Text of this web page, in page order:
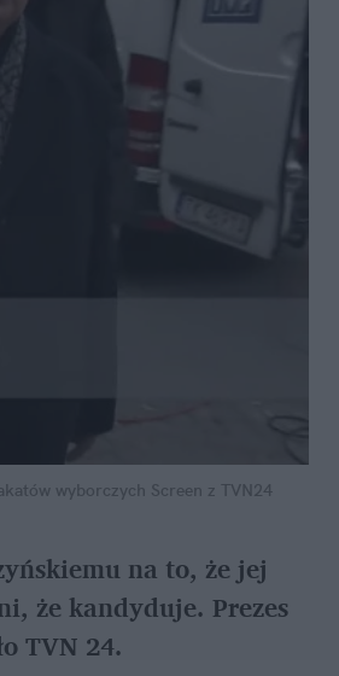
wyborczych Screen z TVN24
na to, że jej
że kandyduje. Prezes
TVN 24.